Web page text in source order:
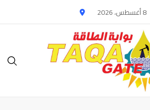
8 أغسطس، 2026